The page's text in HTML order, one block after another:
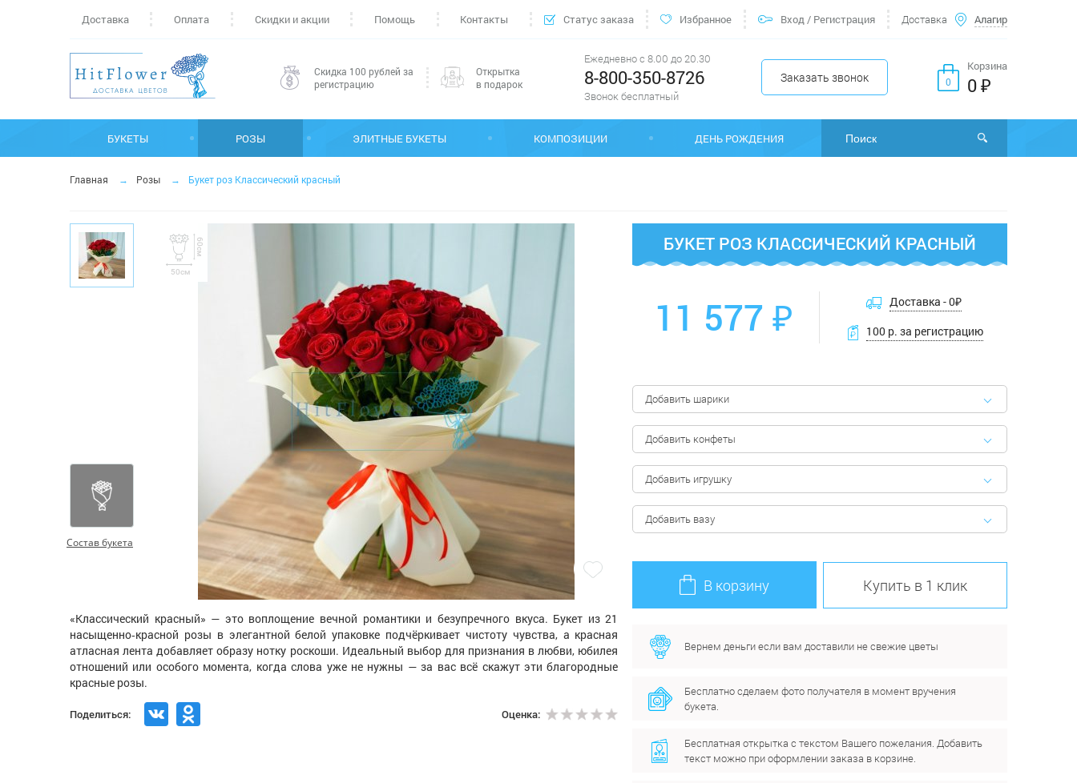
Доставка Оплата Скидки и акции Помощь Контакты Статус заказа Избранное Вход/ Регистрация Доставка Алагир
Скидка 100 рублей за
регистрацию
Открытка
в подарок
Ежедневно с 8.00 до 20.30
8-800-350-8726
Звонок бесплатный
Заказать звонок 0
Корзина
0 ₽
БУКЕТЫ РОЗЫ ЭЛИТНЫЕ БУКЕТЫ КОМПОЗИЦИИ ДЕНЬ РОЖДЕНИЯ
Главная Розы Букет роз Классический красный
Состав букета
50см
60см
«Классический красный» — это воплощение вечной романтики и безупречного вкуса. Букет из 21
насыщенно‑красной розы в элегантной белой упаковке подчёркивает чистоту чувства, а красная
атласная лента добавляет образу нотку роскоши. Идеальный выбор для признания в любви, юбилея
отношений или особого момента, когда слова уже не нужны — за вас всё скажут эти благородные
красные розы.
Поделиться: Оценка:
БУКЕТ РОЗ КЛАССИЧЕСКИЙ КРАСНЫЙ
11 577 ₽ Доставка -0₽
100 р. за регистрацию
Добавить шарики
Добавить конфеты
Добавить игрушку
Добавить вазу
В корзину Купить в 1 клик
Вернем деньги если вам доставили не свежие цветы
Бесплатно сделаем фото получателя в момент вручения
букета.
Бесплатная открытка с текстом Вашего пожелания. Добавить
текст можно при оформлении заказа в корзине.